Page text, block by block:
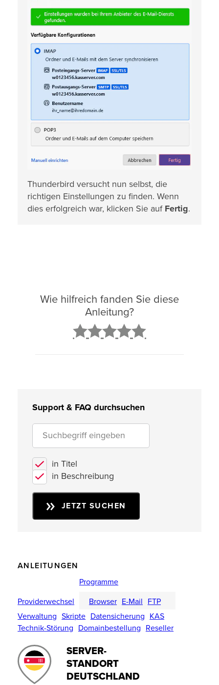
Thunderbird versucht nun selbst, die
richtigen Einstellungen zu finden. Wenn
dies erfolgreich war, klicken Sie auf Fertig.
Wie hilfreich fanden Sie diese
Anleitung?
Support & FAQ durchsuchen
in Titel
in Beschreibung
JETZT SUCHEN
ANLEITUNGEN
Providerwechsel
Programme
Browser E-Mail FTP
Verwaltung Skripte Datensicherung KAS
Technik-Störung Domainbestellung Reseller
SERVER-
STANDORT
DEUTSCHLAND